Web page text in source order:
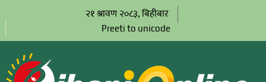
२१ श्रावण २०८३, बिहीबार
Preeti to unicode